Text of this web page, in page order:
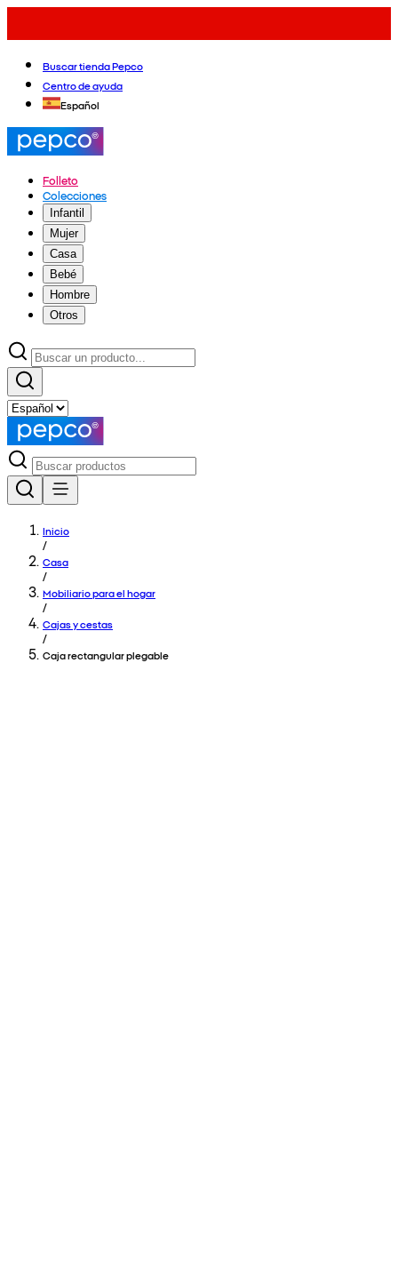
Buscar tienda Pepco
Centro de ayuda
Español
Folleto
Colecciones
Infantil
Mujer
Casa
Bebé
Hombre
Otros
Inicio
/
Casa
/
Mobiliario para el hogar
/
Cajas y cestas
/
Caja rectangular plegable